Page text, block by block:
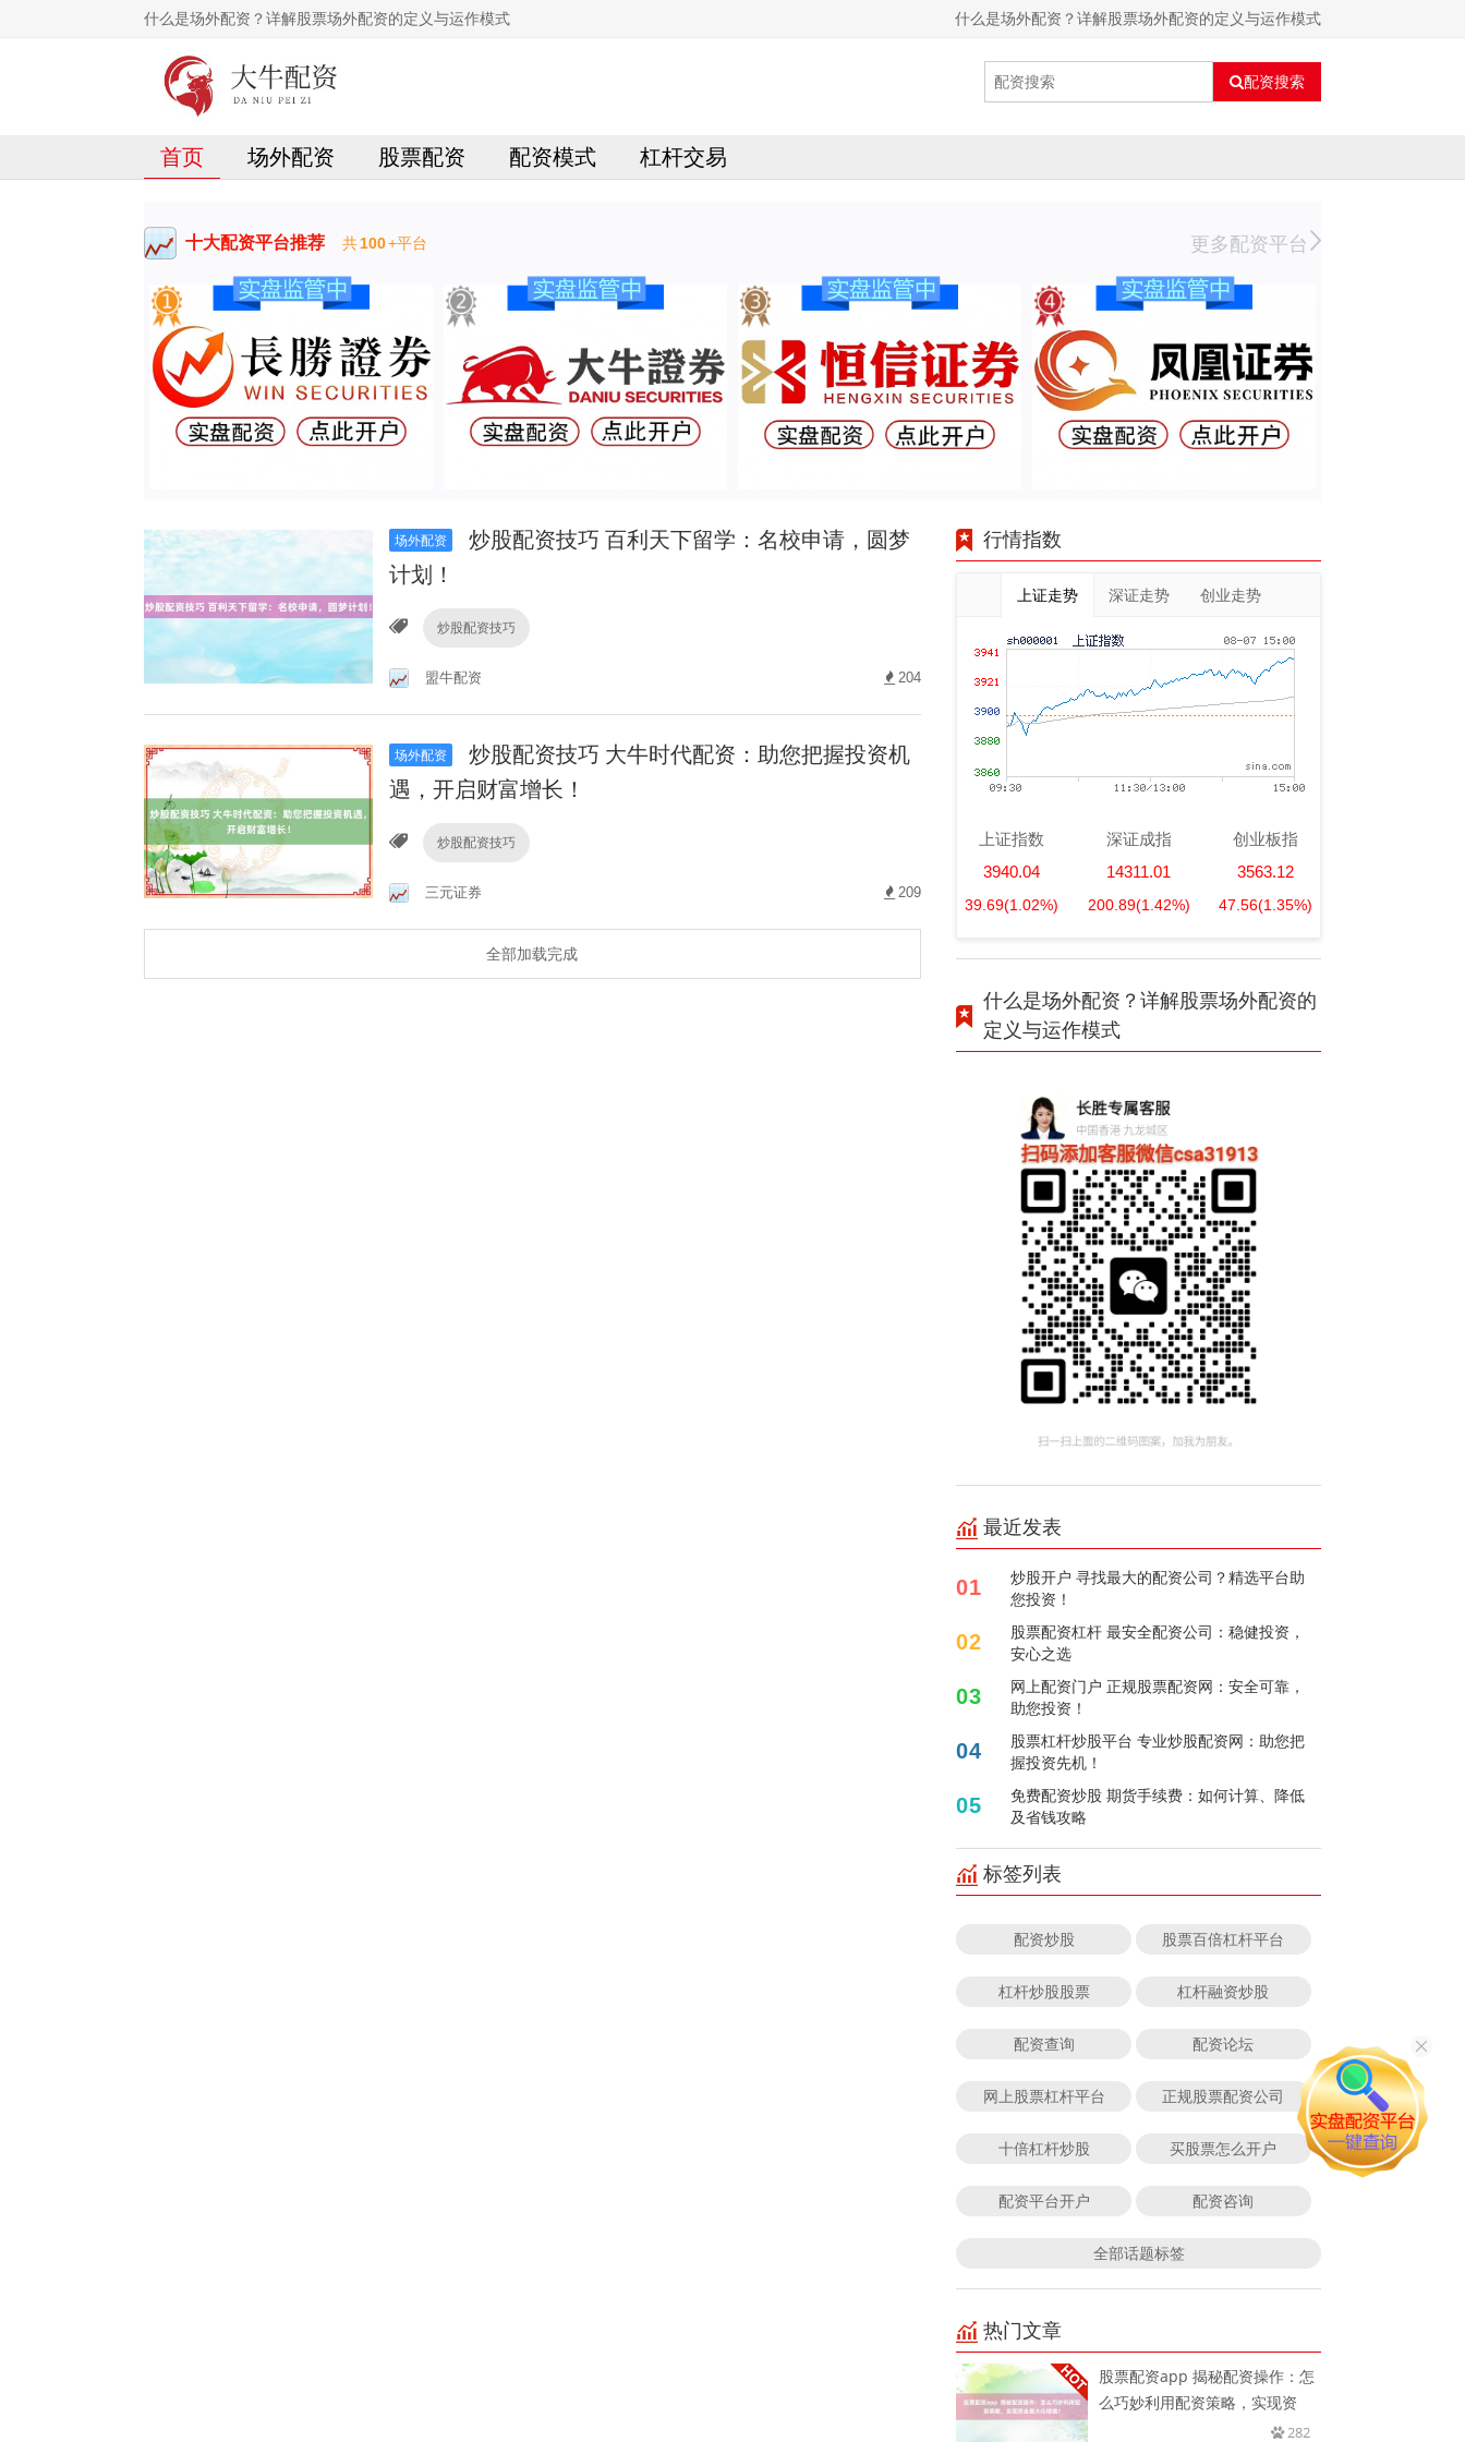
什么是场外配资？详解股票场外配资的定义与运作模式 什么是场外配资？详解股票场外配资的定义与运作模式
配资搜索
首页 场外配资 股票配资 配资模式 杠杆交易
十大配资平台推荐 共100+平台 更多配资平台
场外配资
炒股配资技巧 百利天下留学：名校申请，圆梦
计划！
炒股配资技巧
盟牛配资 204
场外配资
炒股配资技巧 大牛时代配资：助您把握投资机
遇，开启财富增长！
炒股配资技巧
三元证券 209
全部加载完成
行情指数
上证走势 深证走势 创业走势
上证指数
3940.04
39.69(1.02%)
深证成指
14311.01
200.89(1.42%)
创业板指
3563.12
47.56(1.35%)
什么是场外配资？详解股票场外配资的
定义与运作模式
最近发表
01
炒股开户 寻找最大的配资公司？精选平台助
您投资！
02
股票配资杠杆 最安全配资公司：稳健投资，
安心之选
03
网上配资门户 正规股票配资网：安全可靠，
助您投资！
04
股票杠杆炒股平台 专业炒股配资网：助您把
握投资先机！
05
免费配资炒股 期货手续费：如何计算、降低
及省钱攻略
标签列表
配资炒股 股票百倍杠杆平台
杠杆炒股股票 杠杆融资炒股
配资查询 配资论坛
网上股票杠杆平台 正规股票配资公司
十倍杠杆炒股 买股票怎么开户
配资平台开户 配资咨询
全部话题标签
热门文章
股票配资app 揭秘配资操作：怎
么巧妙利用配资策略，实现资
282